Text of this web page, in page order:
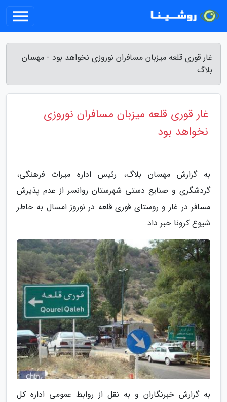
غار قوری قلعه میزبان مسافران نوروزی نخواهد بود - مهسان
بلاگ
غار قوری قلعه میزبان مسافران نوروزی
نخواهد بود
به گزارش مهسان بلاگ، رئیس اداره میراث فرهنگی،
گردشگری و صنایع دستی شهرستان روانسر از عدم پذیرش
مسافر در غار و روستای قوری قلعه در نوروز امسال به خاطر
شیوع کرونا خبر داد.
به گزارش خبرنگاران و به نقل از روابط عمومی اداره کل